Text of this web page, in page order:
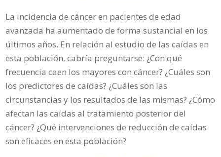
La incidencia de cáncer en pacientes de edad
avanzada ha aumentado de forma sustancial en los
últimos años. En relación al estudio de las caídas en
esta población, cabría preguntarse: ¿Con qué
frecuencia caen los mayores con cáncer? ¿Cuáles son
los predictores de caídas? ¿Cuáles son las
circunstancias y los resultados de las mismas? ¿Cómo
afectan las caídas al tratamiento posterior del
cáncer? ¿Qué intervenciones de reducción de caídas
son eficaces en esta población?